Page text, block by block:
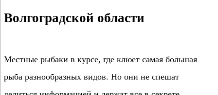
Волгоградской области
Местные рыбаки в курсе, где клюет самая большая
рыба разнообразных видов. Но они не спешат